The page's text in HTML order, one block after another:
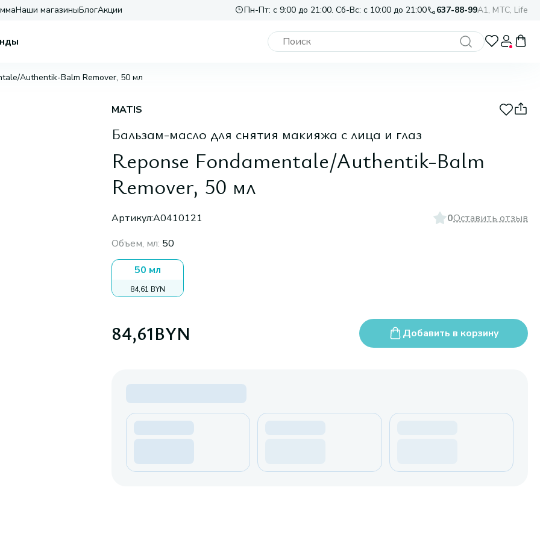
Наши магазиныБлогАкции Пн-Пт: с 9:00 до 21:00. Сб-Вс: с 10:00 до 21:00 637-88-99A1, МТС, Life
Authentik-Balm Remover, 50 мл
MATIS
Бальзам-масло для снятия макияжа с лица и глаз
Reponse Fondamentale/Authentik-Balm
Remover, 50 мл
Артикул:A0410121 0Оставить отзыв
Объем, мл: 50
50 мл
84,61 BYN
84,61BYN Добавить в корзину